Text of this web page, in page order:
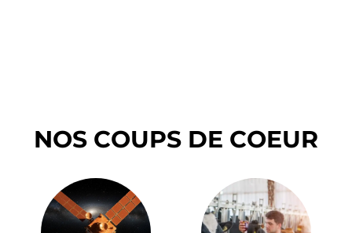
NOS COUPS DE COEUR